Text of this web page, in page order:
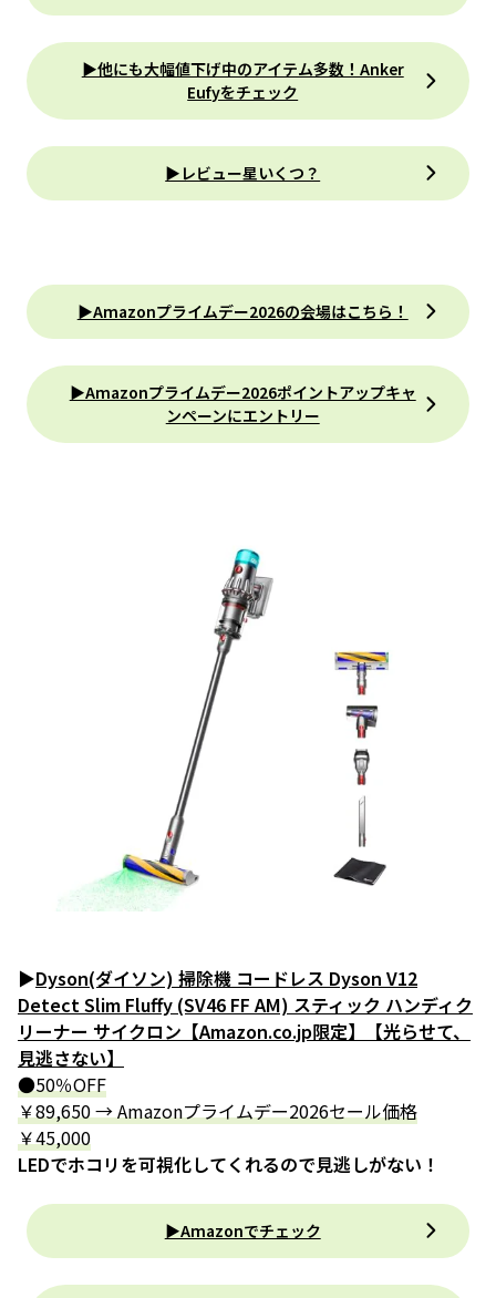
▶︎他にも大幅値下げ中のアイテム多数！Anker
Eufyをチェック
▶レビュー星いくつ？
▶︎Amazonプライムデー2026の会場はこちら！
▶︎Amazonプライムデー2026ポイントアップキャ
ンペーンにエントリー
▶Dyson(ダイソン) 掃除機 コードレス Dyson V12
Detect Slim Fluffy (SV46 FF AM) スティック ハンディク
リーナー サイクロン【Amazon.co.jp限定】【光らせて、
見逃さない】
●50％OFF
￥89,650 → Amazonプライムデー2026セール価格
￥45,000
LEDでホコリを可視化してくれるので見逃しがない！
▶Amazonでチェック